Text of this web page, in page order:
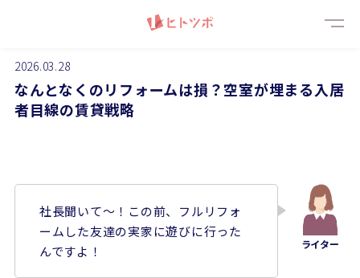
メニ
2026.03.28
なんとなくのリフォームは損？空室が埋まる入居
者目線の賃貸戦略
社長聞いて～！この前、フルリフォ
ームした友達の実家に遊びに行った
んですよ！